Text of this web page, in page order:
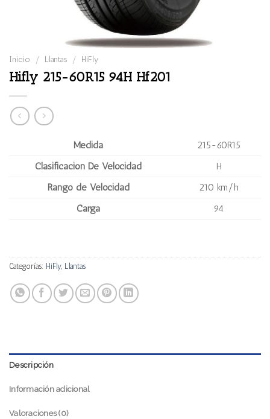
Inicio / Llantas / HiFly
Hifly 215-60R15 94H Hf201
Medida
215-60R15
Clasificación De Velocidad
H
Rango de Velocidad
210 km/h
Carga
94
Categorías: HiFly, Llantas
Descripción
Información adicional
Valoraciones (0)